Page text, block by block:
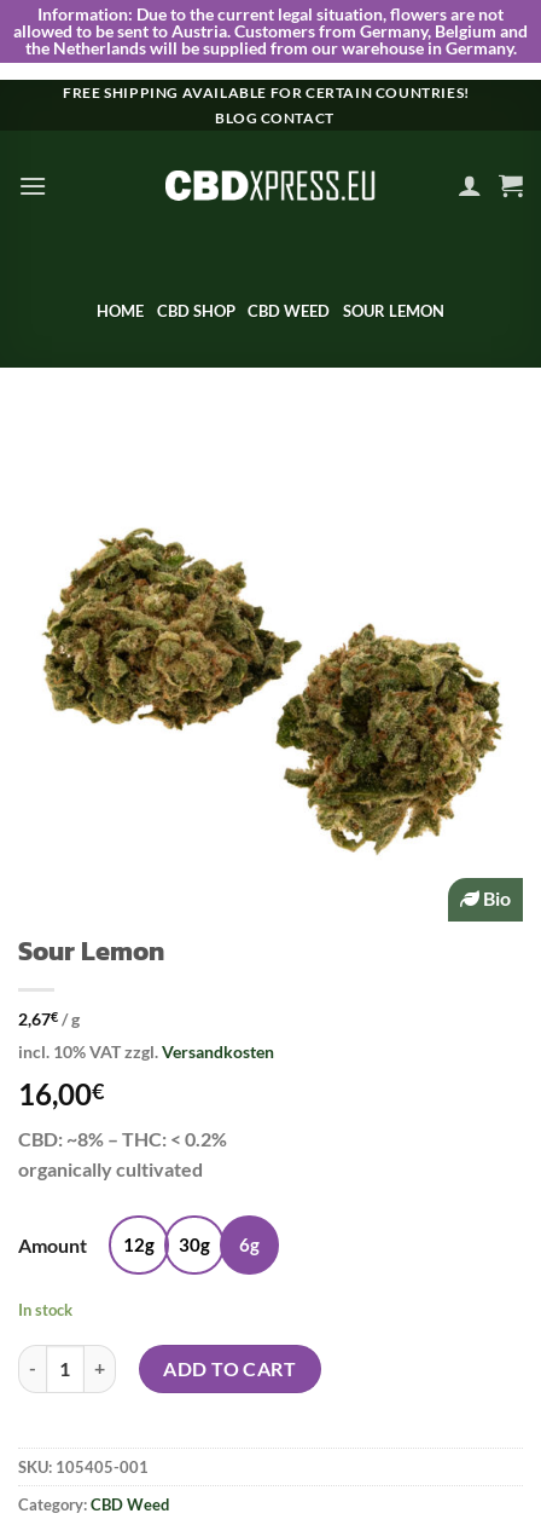
Information: Due to the current legal situation, flowers are not
allowed to be sent to Austria. Customers from Germany, Belgium and
the Netherlands will be supplied from our warehouse in Germany.
FREE SHIPPING AVAILABLE FOR CERTAIN COUNTRIES!
BLOG CONTACT
HOME CBD SHOP CBD WEED SOUR LEMON
Bio
Sour Lemon
2,67€ /g
incl. 10% VATzzgl.Versandkosten
16,00€
CBD: ~8% – THC: < 0.2%
organically cultivated
Amount 12g 30g 6g
In stock
Sour Lemon quantityADD TO CART
SKU: 105405-001
Category:CBD Weed